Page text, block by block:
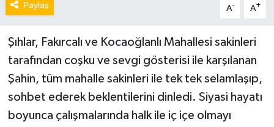
Paylaş A- A+
Şıhlar, Fakırcalı ve Kocaoğlanlı Mahallesi sakinleri
tarafından coşku ve sevgi gösterisi ile karşılanan
Şahin, tüm mahalle sakinleri ile tek tek selamlaşıp,
sohbet ederek beklentilerini dinledi. Siyasi hayatı
boyunca çalışmalarında halk ile iç içe olmayı